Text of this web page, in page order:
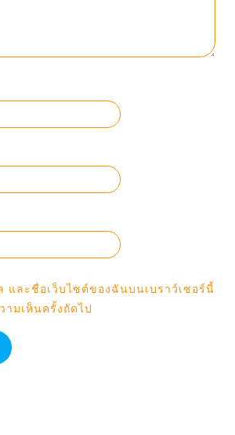
และชื่อเว็บไซต์ของฉันบนเบราว์เซอร์นี้
ามเห็นครั้งถัดไป